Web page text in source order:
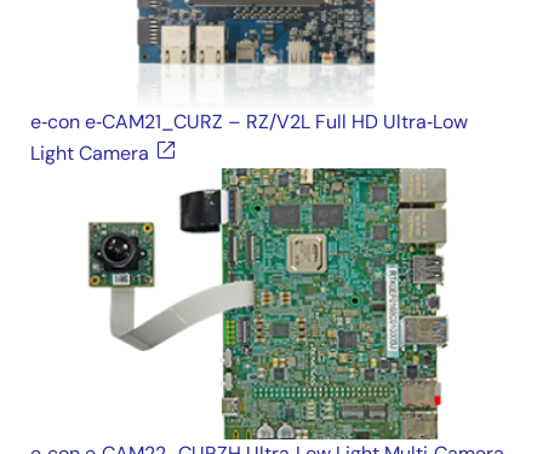
e‑con e‑CAM21_CURZ – RZ/V2L Full HD Ultra‑Low
Light Camera